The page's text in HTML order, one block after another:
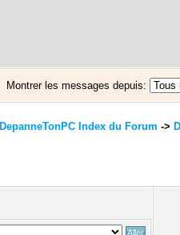
Montrer les messages depuis:
DepanneTonPC Index du Forum ->